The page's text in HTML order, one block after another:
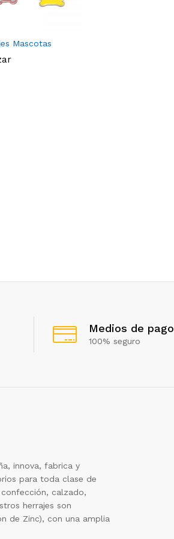
Mascotas
Medios de pago
100% seguro
innova, fabrica y
para toda clase de
calzado,
herrajes son
de Zinc), con una amplia